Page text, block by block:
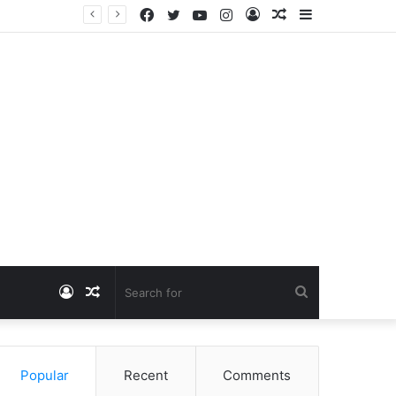
Sidebar
Random
Log
Instagram
YouTube
Twitter
Facebook
for
Random
Article
Log
In
Popular Recent Comments